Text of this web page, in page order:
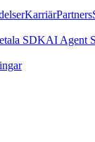
KarriärPartners
SDKAI Agent